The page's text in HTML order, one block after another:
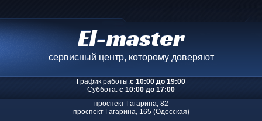
El-master
сервисный центр, которому доверяют
График работы:с 10:00 до 19:00
Суббота: с 10:00 до 17:00
проспект Гагарина, 82
проспект Гагарина, 165 (Одесская)